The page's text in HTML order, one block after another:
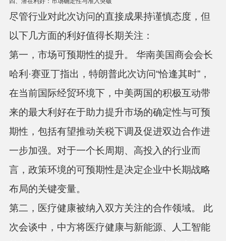
尽管行业对此次访问的直接成果持谨慎态度，但
以下几方面的利好值得长期关注：
第一，市场可预期性的提升。
华南美国商会会长
哈利·赛亚丁指出，特朗普此次访问“恰逢其时”，
在当前国际经贸环境下，中美两国的积极互动带
来的最大利好在于助力提升市场的确定性与可预
期性，包括有望推动关税下调及促进双边合作进
一步加强。对于一个长周期、高投入的行业而
言，政策环境的可预期性是决定企业中长期战略
布局的关键变量。
第二，医疗健康被纳入双方关注的合作领域。
此
次会谈中，中方将医疗健康与新能源、人工智能